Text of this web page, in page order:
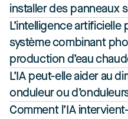
installer des panneaux
L’intelligence
système combinant
production d’eau
L’IA peut-elle aider au
onduleur ou
Comment l’IA